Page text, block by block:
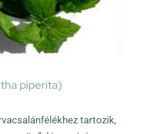
piperita)
tartozik,